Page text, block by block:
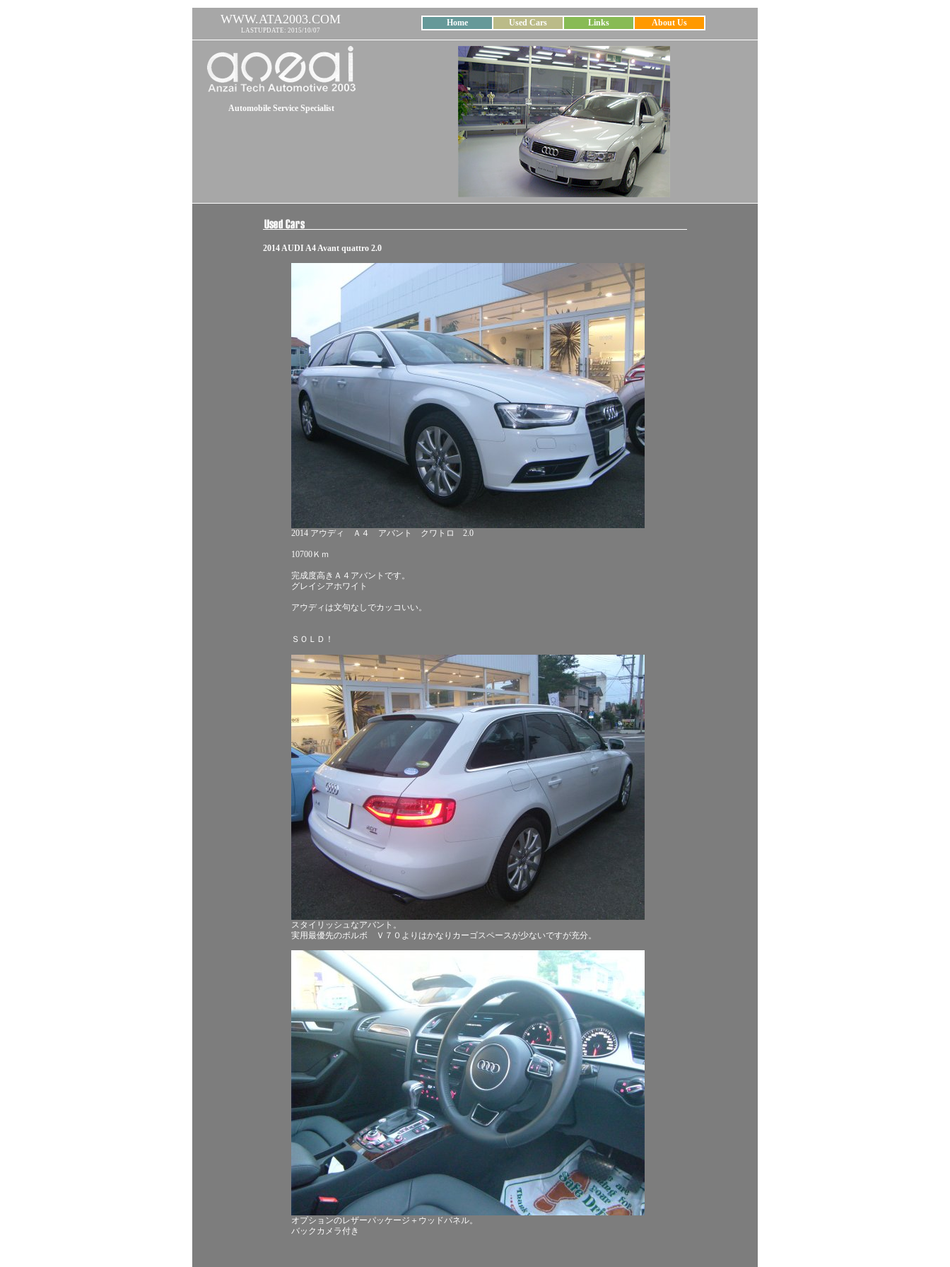
WWW.ATA2003.COM
LASTUPDATE: 2015/10/07
Home Used Cars Links About Us
Automobile Service Specialist
2014 AUDI A4 Avant quattro 2.0
2014 アウディ Ａ４ アバント クワトロ 2.0
10700Ｋｍ
完成度高きＡ４アバントです。
グレイシアホワイト
アウディは文句なしでカッコいい。
ＳＯＬＤ！
スタイリッシュなアバント。
実用最優先のボルボ Ｖ７０よりはかなりカーゴスペースが少ないですが充分。
オプションのレザーパッケージ＋ウッドパネル。
バックカメラ付き